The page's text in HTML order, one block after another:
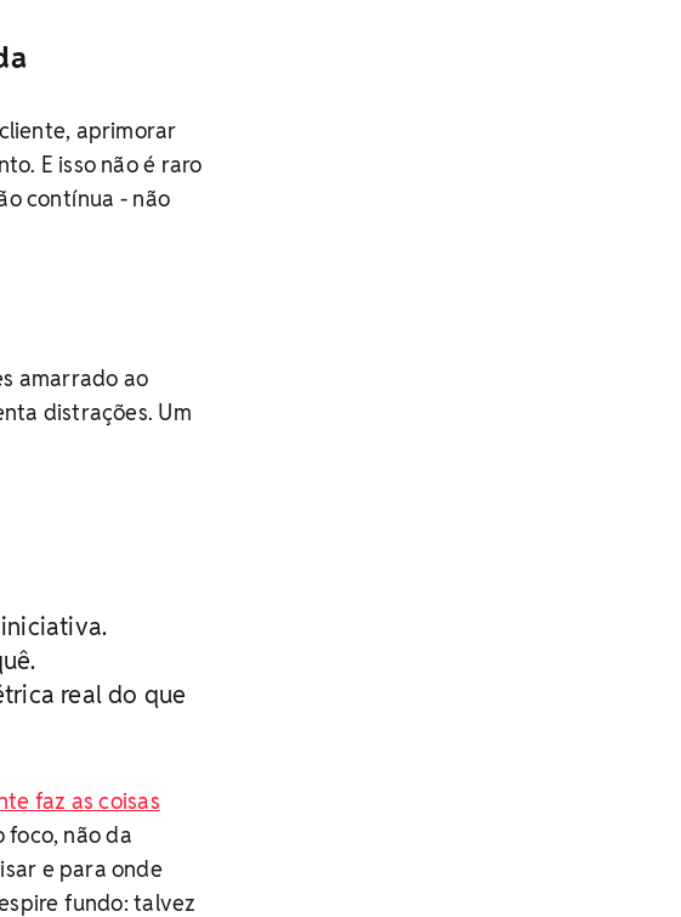
aprimorar
E isso não é raro
contínua - não
amarrado ao
distrações. Um
real do que
faz as coisas
foco, não da
e para onde
fundo: talvez